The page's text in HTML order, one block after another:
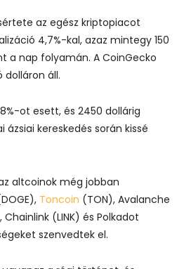
az egész kriptopiacot
4,7%-kal, azaz mintegy 150
a nap folyamán. A CoinGecko
dolláron áll.
ot esett, és 2450 dollárig
kereskedés során kissé
altcoinok még jobban
Toncoin (TON), Avalanche
Chainlink (LINK) és Polkadot
szenvedtek el.